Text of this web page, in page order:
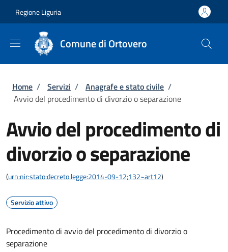
Regione Liguria
Comune di Ortovero
Briciole di pane
Home / Servizi / Anagrafe e stato civile /
Avvio del procedimento di divorzio o separazione
Avvio del procedimento di
divorzio o separazione
(urn:nir:stato:decreto.legge:2014-09-12;132~art12)
Servizio attivo
Procedimento di avvio del procedimento di divorzio o
separazione